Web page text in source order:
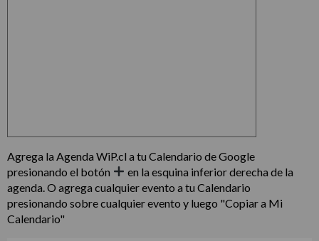
Agrega la Agenda WiP.cl a tu Calendario de Google
presionando el botón
en la esquina inferior derecha de la
agenda. O agrega cualquier evento a tu Calendario
presionando sobre cualquier evento y luego "Copiar a Mi
Calendario"